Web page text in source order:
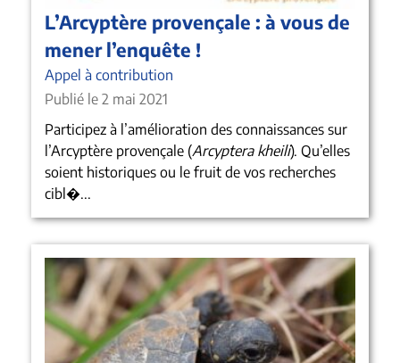
L’Arcyptère provençale : à vous de
mener l’enquête !
Appel à contribution
Publié le 2 mai 2021
Participez à l’amélioration des connaissances sur
l’Arcyptère provençale (Arcyptera kheili). Qu’elles
soient historiques ou le fruit de vos recherches
cibl�...